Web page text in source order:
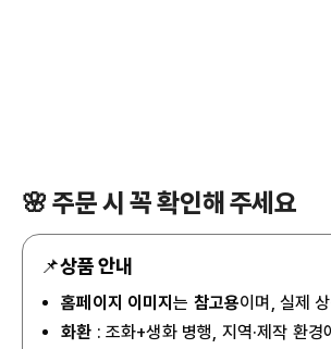
🌸 주문 시 꼭 확인해 주세요
📌상품 안내
홈페이지 이미지는 참고용이며, 실제
화환 : 조화+생화 병행, 지역·제작 환